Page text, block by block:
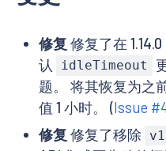
修复 修复了在
认
idleTimeout
题。 将其恢复为之
值 1 小时。 (Issue
修复 修复了移除